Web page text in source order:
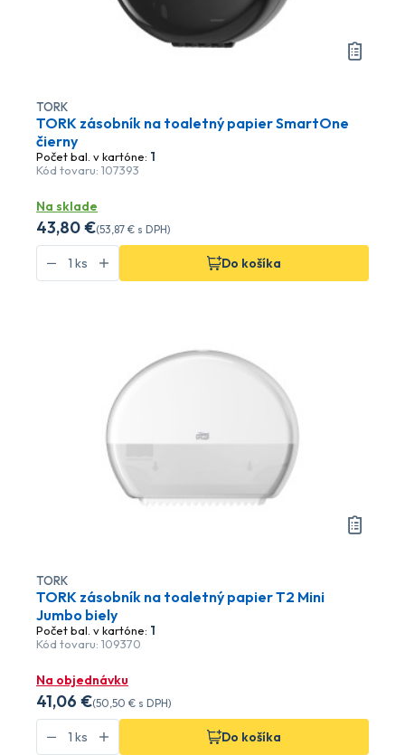
TORK
TORK zásobník na toaletný papier SmartOne
čierny
Počet bal. v kartóne: 1
Kód tovaru: 107393
Na sklade
43,80 €(53,87 € s DPH)
Do košíka
TORK
TORK zásobník na toaletný papier T2 Mini
Jumbo biely
Počet bal. v kartóne: 1
Kód tovaru: 109370
Na objednávku
41,06 €(50,50 € s DPH)
Do košíka